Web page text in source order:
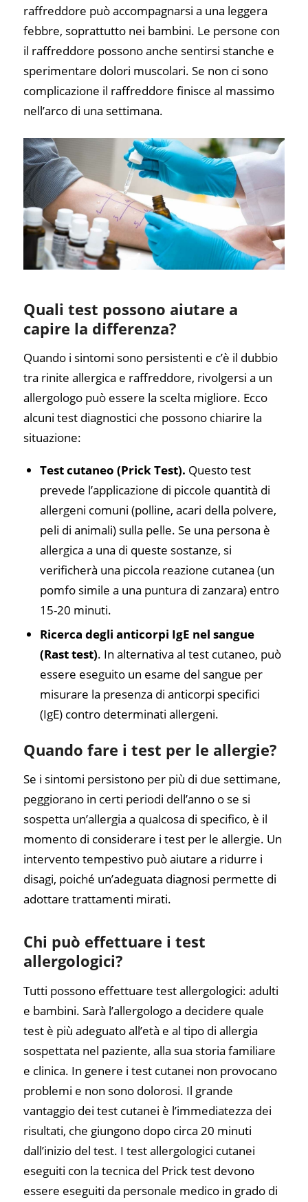
raffreddore può accompagnarsi a una leggera
febbre, soprattutto nei bambini. Le persone con
il raffreddore possono anche sentirsi stanche e
sperimentare dolori muscolari. Se non ci sono
complicazione il raffreddore finisce al massimo
nell’arco di una settimana.
Quali test possono aiutare a
capire la differenza?
Quando i sintomi sono persistenti e c’è il dubbio
tra rinite allergica e raffreddore, rivolgersi a un
allergologo può essere la scelta migliore. Ecco
alcuni test diagnostici che possono chiarire la
situazione:
Test cutaneo (Prick Test). Questo test
prevede l’applicazione di piccole quantità di
allergeni comuni (polline, acari della polvere,
peli di animali) sulla pelle. Se una persona è
allergica a una di queste sostanze, si
verificherà una piccola reazione cutanea (un
pomfo simile a una puntura di zanzara) entro
15-20 minuti.
Ricerca degli anticorpi IgE nel sangue
(Rast test). In alternativa al test cutaneo, può
essere eseguito un esame del sangue per
misurare la presenza di anticorpi specifici
(IgE) contro determinati allergeni.
Quando fare i test per le allergie?
Se i sintomi persistono per più di due settimane,
peggiorano in certi periodi dell’anno o se si
sospetta un’allergia a qualcosa di specifico, è il
momento di considerare i test per le allergie. Un
intervento tempestivo può aiutare a ridurre i
disagi, poiché un’adeguata diagnosi permette di
adottare trattamenti mirati.
Chi può effettuare i test
allergologici?
Tutti possono effettuare test allergologici: adulti
e bambini. Sarà l’allergologo a decidere quale
test è più adeguato all’età e al tipo di allergia
sospettata nel paziente, alla sua storia familiare
e clinica. In genere i test cutanei non provocano
problemi e non sono dolorosi. Il grande
vantaggio dei test cutanei è l’immediatezza dei
risultati, che giungono dopo circa 20 minuti
dall’inizio del test. I test allergologici cutanei
eseguiti con la tecnica del Prick test devono
essere eseguiti da personale medico in grado di